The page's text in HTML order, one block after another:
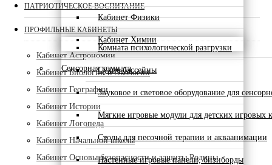
Кабинет Физики
Кабинет Химии
Сенсорная комната
Комната психологической разгрузки
Сухие бассейны
Звуковое и световое оборудование для
Мягкие игровые модули для детских игровых
Столы для песочной терапии и акваанимации
Настенные игровые панели, бизиборды
ПАТРИОТИЧЕСКОЕ ВОСПИТАНИЕ
ПРОФИЛЬНЫЕ КАБИНЕТЫ
Кабинет Астрономии
Кабинет Биологии и Экологии
Кабинет Географии
Кабинет Истории
Кабинет Логопеда
Кабинет Начальной школы
Кабинет Основы безопасности и защиты Родины